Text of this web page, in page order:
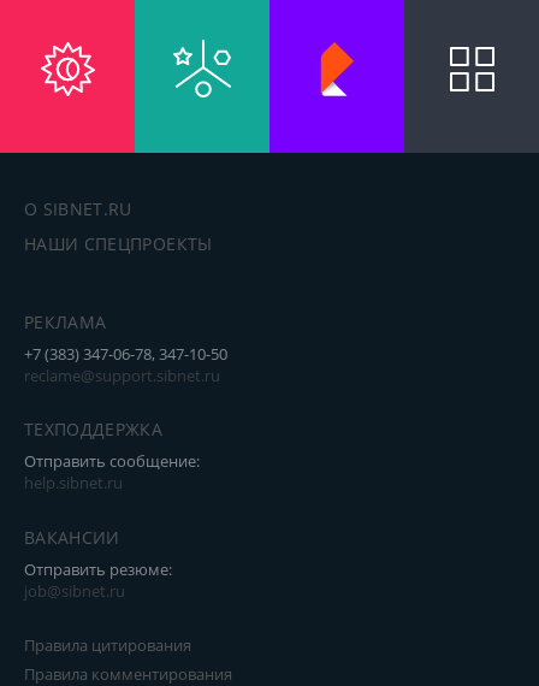
О SIBNET.RU
НАШИ СПЕЦПРОЕКТЫ
РЕКЛАМА
+7 (383) 347-06-78, 347-10-50
reclame@support.sibnet.ru
ТЕХПОДДЕРЖКА
Отправить сообщение:
help.sibnet.ru
ВАКАНСИИ
Отправить резюме:
job@sibnet.ru
Правила цитирования
Правила комментирования